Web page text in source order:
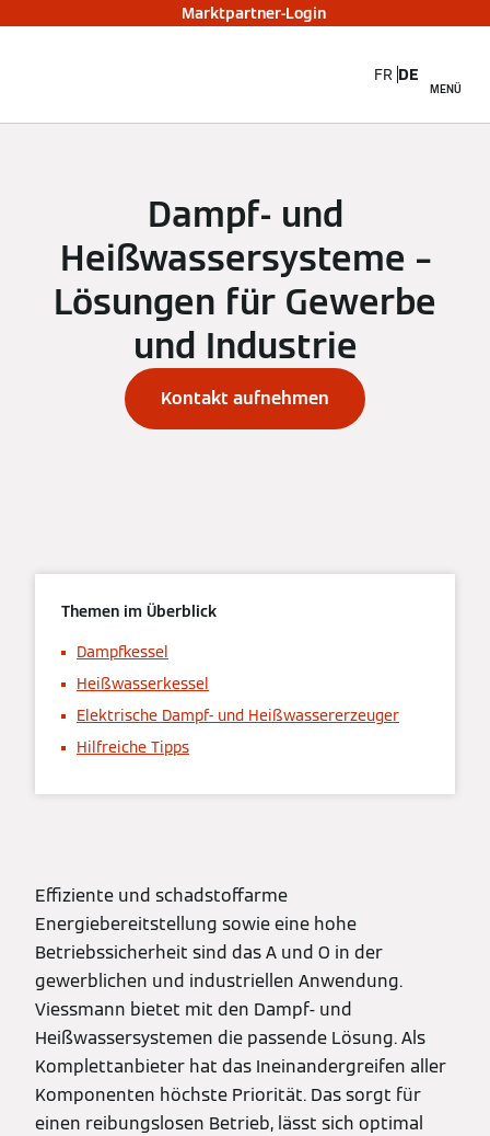
Marktpartner-Login
MENÜ
FR DE
Dampf- und
Heißwassersysteme –
Lösungen für Gewerbe
und Industrie
Kontakt aufnehmen
Themen im Überblick
Dampfkessel
Heißwasserkessel
Elektrische Dampf- und Heißwassererzeuger
Hilfreiche Tipps
Effiziente und schadstoffarme
Energiebereitstellung sowie eine hohe
Betriebssicherheit sind das A und O in der
gewerblichen und industriellen Anwendung.
Viessmann bietet mit den Dampf- und
Heißwassersystemen die passende Lösung. Als
Komplettanbieter hat das Ineinandergreifen aller
Komponenten höchste Priorität. Das sorgt für
einen reibungslosen Betrieb, lässt sich optimal